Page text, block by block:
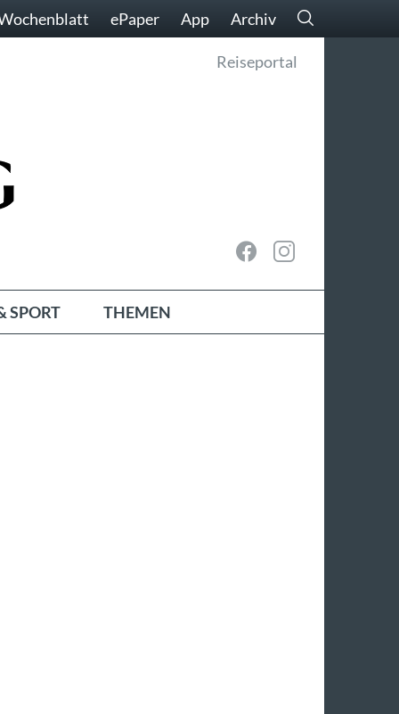
ePaper App Archiv
Reiseportal
SPORT THEMEN